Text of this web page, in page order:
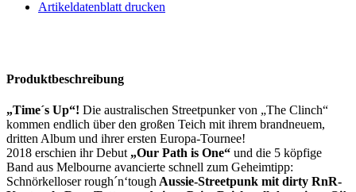
Artikeldatenblatt drucken
Produktbeschreibung
„Time´s Up“! Die australischen Streetpunker von „The Clinch“
kommen endlich über den großen Teich mit ihrem brandneuem,
dritten Album und ihrer ersten Europa-Tournee!
2018 erschien ihr Debut „Our Path is One“ und die 5 köpfige
Band aus Melbourne avancierte schnell zum Geheimtipp:
Schnörkelloser rough´n‘toughAussie-Streetpunk mit dirty RnR-